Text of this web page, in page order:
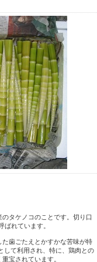
タケノコのことです。切り口
ばれています。
歯ごたえとかすかな苦味が特
して利用され、特に、鶏肉との
宝されています。